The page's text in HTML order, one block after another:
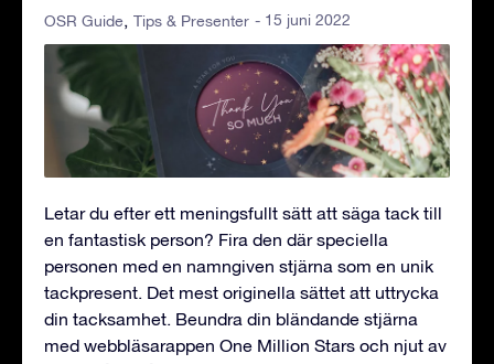
OSR Guide Tips & Presenter - 15 juni 2022
Letar du efter ett meningsfullt sätt att säga tack till
en fantastisk person? Fira den där speciella
personen med en namngiven stjärna som en unik
tackpresent. Det mest originella sättet att uttrycka
din tacksamhet. Beundra din bländande stjärna
med webbläsarappen One Million Stars och njut av